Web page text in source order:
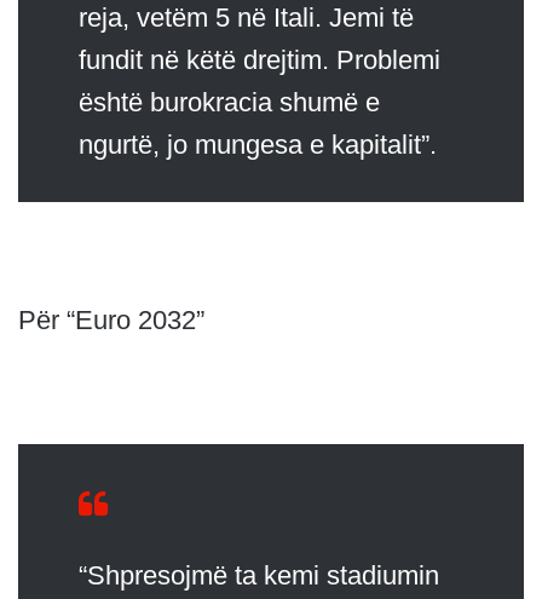
reja, vetëm 5 në Itali. Jemi të
fundit në këtë drejtim. Problemi
është burokracia shumë e
ngurtë, jo mungesa e kapitalit”.
Për “Euro 2032”
“Shpresojmë ta kemi stadiumin